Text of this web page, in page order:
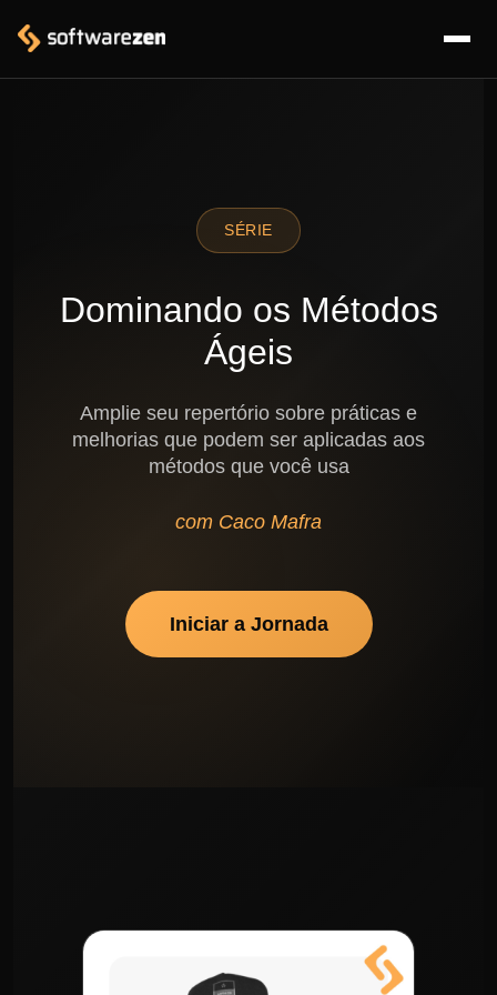
SÉRIE
Dominando os Métodos
Ágeis
Amplie seu repertório sobre práticas e
melhorias que podem ser aplicadas aos
métodos que você usa
com Caco Mafra
Iniciar a Jornada